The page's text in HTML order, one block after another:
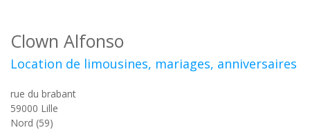
Clown Alfonso
Location de limousines, mariages, anniversaires
rue du brabant
59000 Lille
Nord (59)